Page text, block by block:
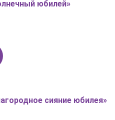
юбилей»
сияние юбилея»